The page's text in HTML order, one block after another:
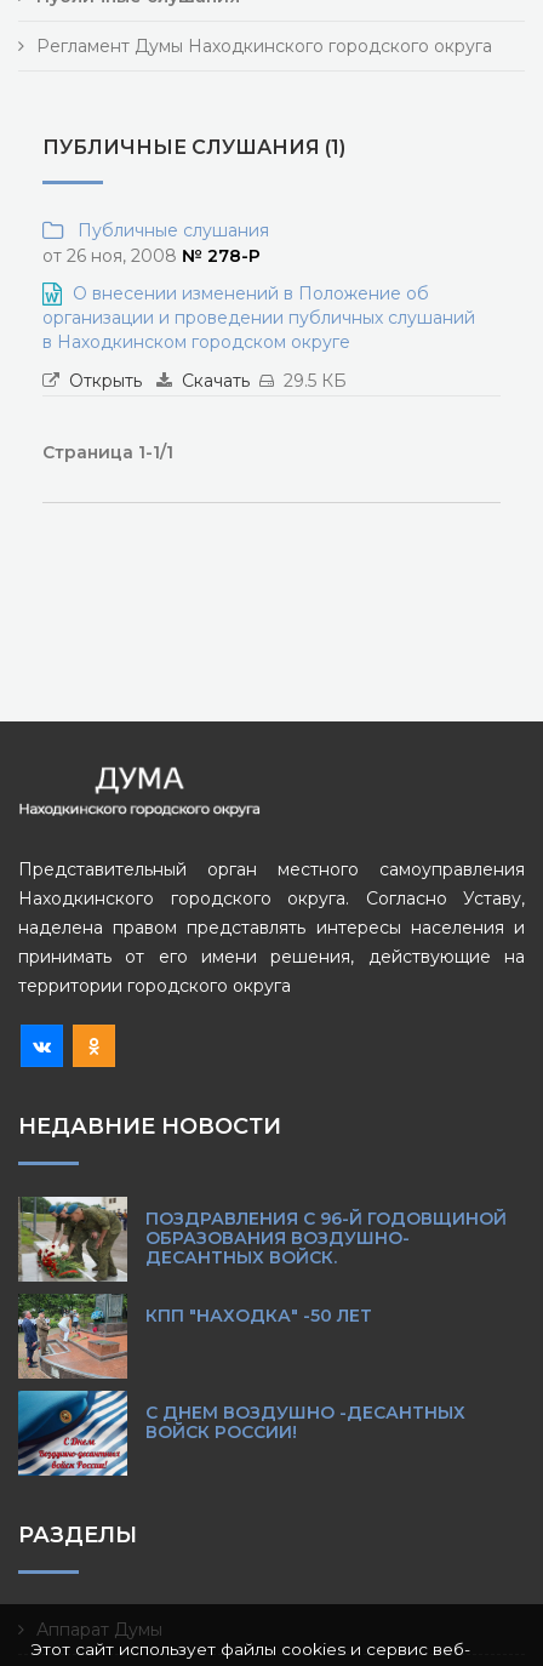
Регламент Думы Находкинского городского округа
ПУБЛИЧНЫЕ СЛУШАНИЯ (1)
Публичные слушания
от 26 ноя, 2008 № 278-Р
О внесении изменений в Положение об
организации и проведении публичных слушаний
в Находкинском городском округе
Открыть
Скачать 29.5 КБ
Страница 1-1/1
Представительный орган местного самоуправления
Находкинского городского округа. Согласно Уставу,
наделена правом представлять интересы населения и
принимать от его имени решения, действующие на
территории городского округа
НЕДАВНИЕ НОВОСТИ
ПОЗДРАВЛЕНИЯ С 96-Й ГОДОВЩИНОЙ
ОБРАЗОВАНИЯ ВОЗДУШНО-
ДЕСАНТНЫХ ВОЙСК.
КПП "НАХОДКА" -50 ЛЕТ
С ДНЕМ ВОЗДУШНО -ДЕСАНТНЫХ
ВОЙСК РОССИИ!
РАЗДЕЛЫ
Аппарат Думы
Этот сайт использует файлы cookies и сервис веб-